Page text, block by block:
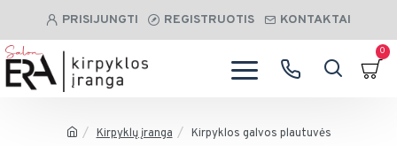
PRISIJUNGTI REGISTRUOTIS KONTAKTAI
0
Kirpyklų įranga Kirpyklos galvos plautuvės